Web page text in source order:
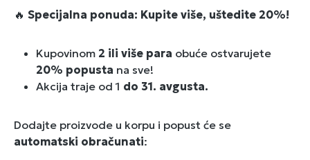
🔥 Specijalna ponuda: Kupite više, uštedite 20%!
Kupovinom 2 ili više para obuće ostvarujete
20% popusta na sve!
Akcija traje od 1 do 31. avgusta.
Dodajte proizvode u korpu i popust će se
automatski obračunati: